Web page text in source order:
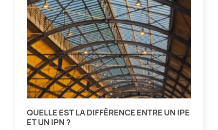
QUELLE EST LA DIFFÉRENCE ENTRE UN IPE
ET UN IPN ?